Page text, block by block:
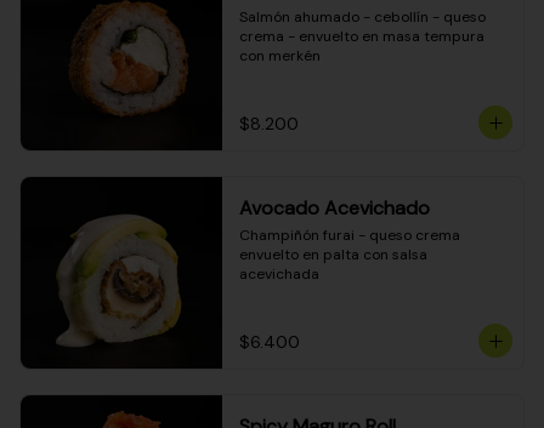
Salmón ahumado - cebollín - queso
crema - envuelto en masa tempura
con merkén
$8.200
Avocado Acevichado
Champiñón furai - queso crema
envuelto en palta con salsa
acevichada
$6.400